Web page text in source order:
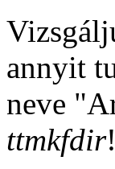
annyit
neve
ttmkfdir!